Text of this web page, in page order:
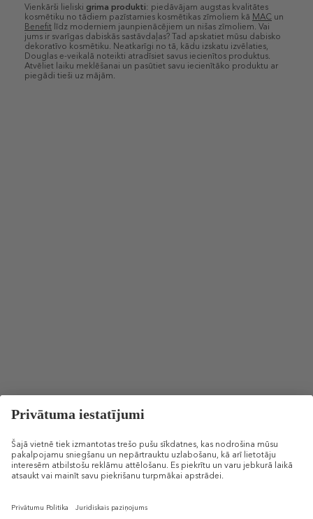
Vienkārši lieliski grima produkti: piedāvājam augstas kvalitātes
kosmētiku no tādiem pazīstamies kosmētikas zīmoliem kā MAC un
Benefit līdz moderniem jaunpienācējiem un nišas zīmoliem. Vai
jums ir svarīgas dabiskās sastāvdaļas? Tad apskatiet mūsu dabisko
dekoratīvo kosmētiku. Neatkarīgi no tā, kādu izskatu izvēlaties,
Douglas e-veikalā noteikti atradīsiet savus iecienītos produktus.
Atvēliet laiku meklēšanai un pasūtiet savu iecienītāko produktu ar
piegādi tieši uz mājām.